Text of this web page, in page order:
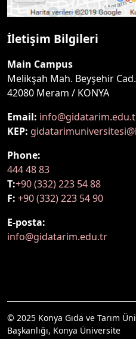
İletişim Bilgileri
Main Campus
Melikşah Mah. Beyşehir
42080 Meram / KONYA
Email:
KEP:
Phone:
444 48 83
T:+90 (332) 223 54 88
F: +90 (332) 223 54 90
E-posta:
info@gidatarim.edu.tr
© 2025 Konya Gıda ve Tarım
Başkanlığı, Konya Üniversite